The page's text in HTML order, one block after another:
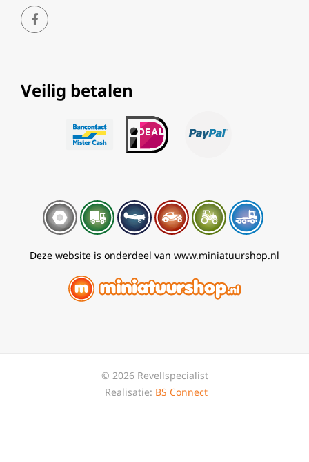
Veilig betalen
Deze website is onderdeel van www.miniatuurshop.nl
© 2026 Revellspecialist
Realisatie: BS Connect